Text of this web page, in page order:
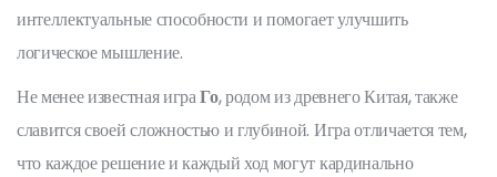
интеллектуальные способности и помогает улучшить
логическое мышление.
Не менее известная играГо, родом из древнего Китая, также
славится своей сложностью и глубиной. Игра отличается тем,
что каждое решение и каждый ход могут кардинально